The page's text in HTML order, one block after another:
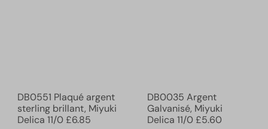
DB0551 Plaqué argent
sterling brillant, Miyuki
Delica 11/0£6.85
DB0035 Argent
Galvanisé, Miyuki
Delica 11/0£5.60